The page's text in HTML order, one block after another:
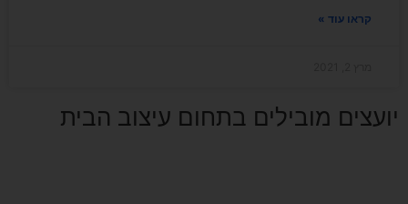
קראו עוד »
יועצים מובילים בתחום עיצוב הבית